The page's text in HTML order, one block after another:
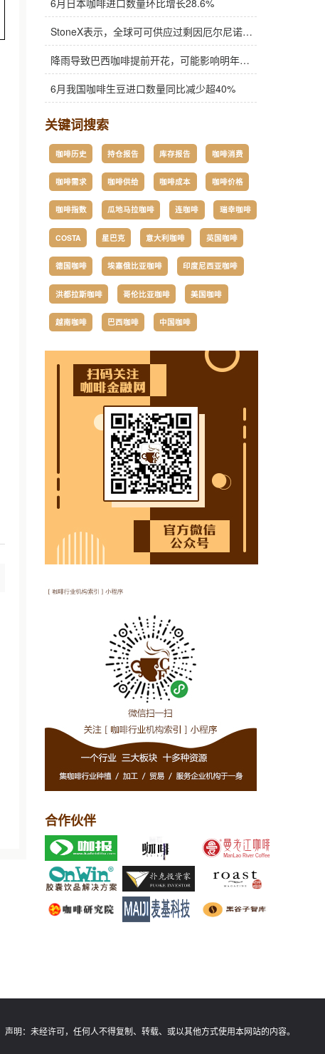
6月日本咖啡进口数量环比增长28.6%
StoneX表示，全球可可供应过剩因厄尔尼诺而萎缩
降雨导致巴西咖啡提前开花，可能影响明年产量，造成近期价格波动极不稳定
6月我国咖啡生豆进口数量同比减少超40%
关键词搜索
咖啡历史 持仓报告 库存报告 咖啡消费
咖啡需求 咖啡供给 咖啡成本 咖啡价格
咖啡指数 瓜地马拉咖啡 连咖啡 瑞幸咖啡
COSTA 星巴克 意大利咖啡 英国咖啡
德国咖啡 埃塞俄比亚咖啡 印度尼西亚咖啡
洪都拉斯咖啡 哥伦比亚咖啡 美国咖啡
越南咖啡 巴西咖啡 中国咖啡
合作伙伴
声明： 未经许可，任何人不得复制、转载、或以其他方式使用本网站的内容。